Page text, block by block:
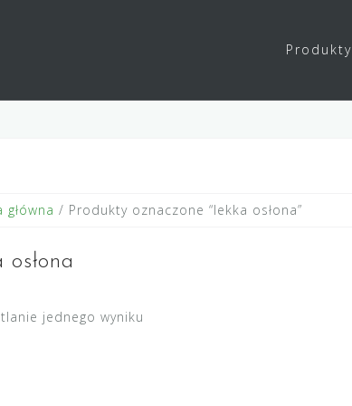
Produkty
główna / Produkty oznaczone “lekka osłona”
osłona
jednego wyniku